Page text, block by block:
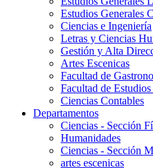
Estudios Generales
Ciencias e Ingeniería
Letras y Ciencias
Gestión y Alta
Artes Escenicas
Facultad de
Facultad de
Ciencias Contables
Departamentos
Ciencias - Sección
Humanidades
Ciencias - Sección
artes escenicas